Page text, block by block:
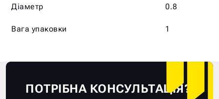
Діаметр 0.8
Вага упаковки 1
ПОТРІБНА КОНСУЛЬТАЦІЯ?